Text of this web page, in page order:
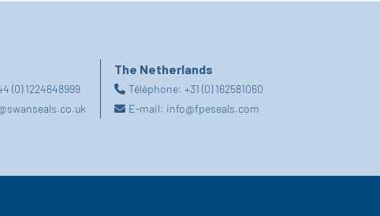
(0) 1224648999
The Netherlands
Téléphone: +31 (0) 162581060
E-mail: info@fpeseals.com